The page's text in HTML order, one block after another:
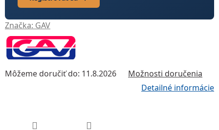
Značka: GAV
Môžeme doručiť do: 11.8.2026 Možnosti doručenia
Detailné informácie